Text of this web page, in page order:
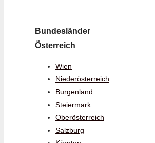
Bundesländer
Österreich
Wien
Niederösterreich
Burgenland
Steiermark
Oberösterreich
Salzburg